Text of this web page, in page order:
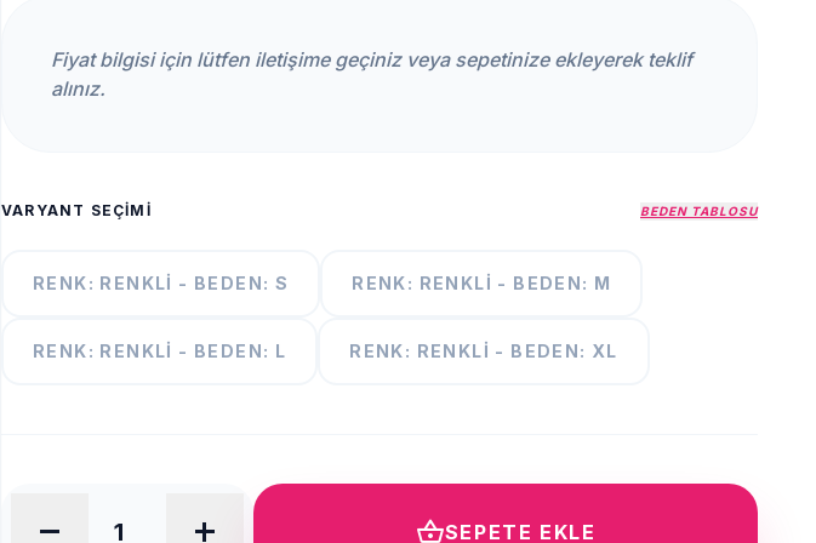
Fiyat bilgisi için lütfen iletişime geçiniz veya sepetinize ekleyerek teklif
alınız.
VARYANT SEÇIMI BEDEN TABLOSU
RENK: RENKLI - BEDEN: S RENK: RENKLI - BEDEN: M
RENK: RENKLI - BEDEN: L RENK: RENKLI - BEDEN: XL
remove add shopping_basketSEPETE EKLE